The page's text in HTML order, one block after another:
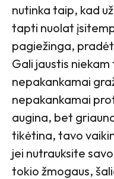
nutinka taip, kad
tapti nuolat
pagiežinga,
Gali jaustis
nepakankamai
nepakankamai
augina, bet
tikėtina, tavo
jei nutrauksite
tokio žmogaus,